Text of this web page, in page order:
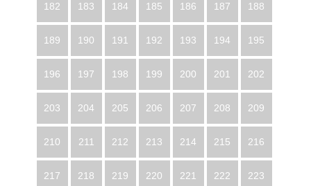
182 183 184 185 186 187 188
189 190 191 192 193 194 195
196 197 198 199 200 201 202
203 204 205 206 207 208 209
210 211 212 213 214 215 216
217 218 219 220 221 222 223